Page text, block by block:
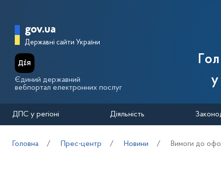
Головна сторінка Державної
gov.ua
Державні сайти України
Єдиний державний
вебпортал електронних послуг
ДПС у регіоні Діяльність
Головна Прес-центр Новини Вимоги до